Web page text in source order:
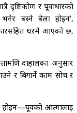
दृष्टिकोण र पूर्वाधारको
बस्ने बेला होइन’,
घरमै आएको छ,
दाहालका अनुसार
र बिगार्ने काम सोच र
होइन—पूर्वको आत्मालाई